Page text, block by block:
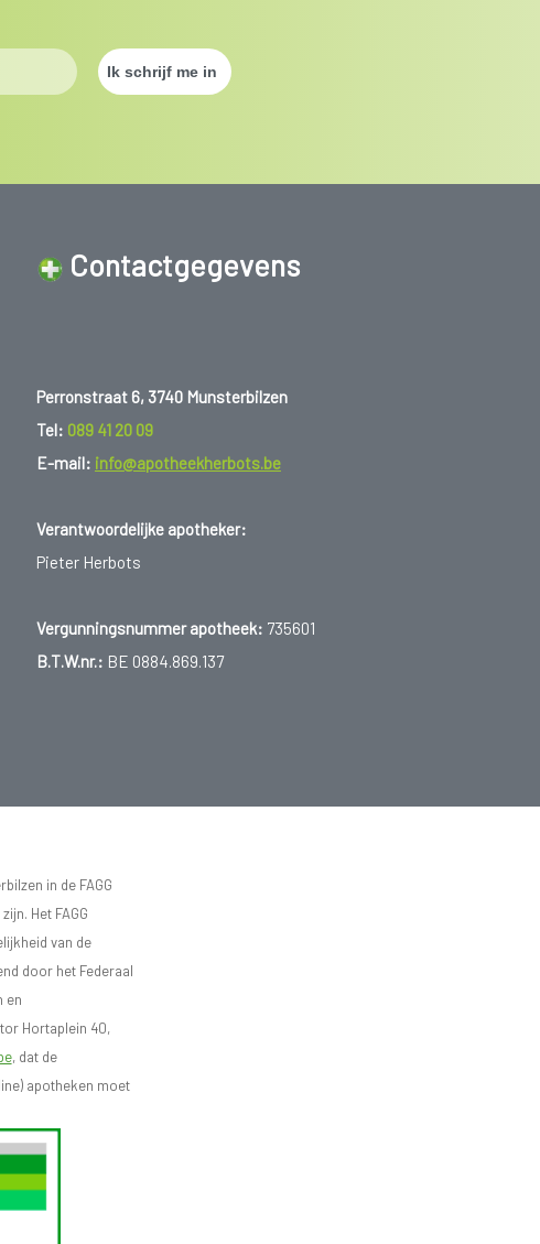
Contactgegevens
Perronstraat 6, 3740 Munsterbilzen
Tel: 089 41 20 09
E-mail: info@apotheekherbots.be
Verantwoordelijke apotheker:
Pieter Herbots
Vergunningsnummer apotheek: 735601
B.T.W.nr.: BE 0884.869.137
in de FAGG
Het FAGG
van de
door het Federaal
en
Hortaplein 40,
, dat de
apotheken moet